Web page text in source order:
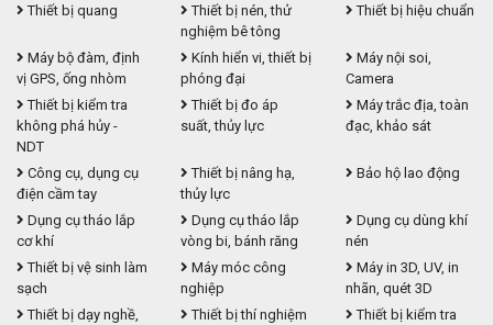
Thiết bị quang
Thiết bị nén, thử
nghiệm bê tông
Thiết bị hiệu chuẩn
Máy bộ đàm, định
vị GPS, ống nhòm
Kính hiển vi, thiết bị
phóng đại
Máy nội soi,
Camera
Thiết bị kiểm tra
không phá hủy -
NDT
Thiết bị đo áp
suất, thủy lực
Máy trắc địa, toàn
đạc, khảo sát
Công cụ, dụng cụ
điện cầm tay
Thiết bị nâng hạ,
thủy lực
Bảo hộ lao động
Dụng cụ tháo lắp
cơ khí
Dụng cụ tháo lắp
vòng bi, bánh răng
Dụng cụ dùng khí
nén
Thiết bị vệ sinh làm
sạch
Máy móc công
nghiệp
Máy in 3D, UV, in
nhãn, quét 3D
Thiết bị dạy nghề,
Thiết bị thí nghiệm
Thiết bị kiểm tra